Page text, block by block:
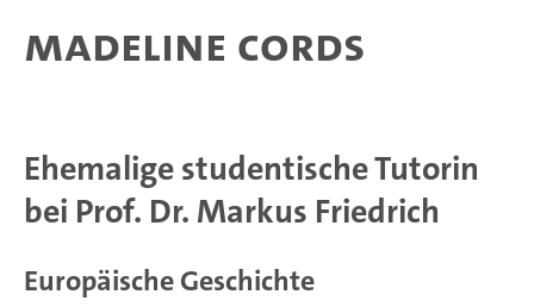
Madeline Cords
Ehemalige studentische Tutorin
bei Prof. Dr. Markus Friedrich
Europäische Geschichte